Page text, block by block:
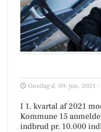
Onsdag d. 09. jun. 2021 -
I 1. kvartal af 2021
Kommune 15
indbrud pr. 10.000